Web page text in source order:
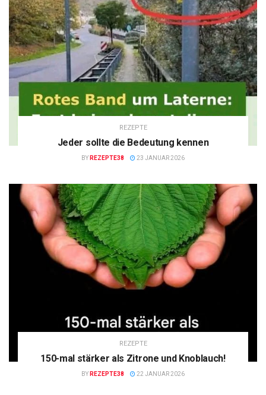
REZEPTE
Jeder sollte die Bedeutung kennen
BY REZEPTE38 23 JANUAR 2026
REZEPTE
150-mal stärker als Zitrone und Knoblauch!
BY REZEPTE38 22 JANUAR 2026